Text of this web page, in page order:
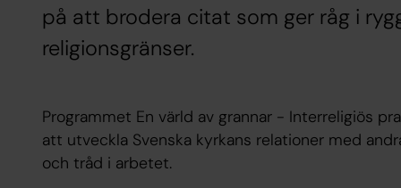
på att brodera citat som ger råg i
religionsgränser.
Programmet En värld av grannar - Interreligiös
att utveckla Svenska kyrkans relationer med
och tråd i arbetet.